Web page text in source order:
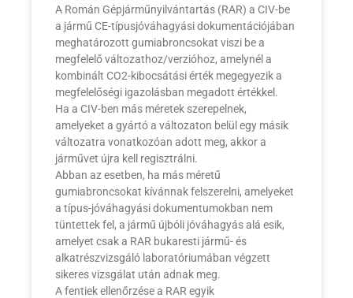
A Román Gépjárműnyilvántartás (RAR) a CIV-be
a jármű CE-típusjóváhagyási dokumentációjában
meghatározott gumiabroncsokat viszi be a
megfelelő változathoz/verzióhoz, amelynél a
kombinált CO2-kibocsátási érték megegyezik a
megfelelőségi igazolásban megadott értékkel.
Ha a CIV-ben más méretek szerepelnek,
amelyeket a gyártó a változaton belül egy másik
változatra vonatkozóan adott meg, akkor a
járművet újra kell regisztrálni.
Abban az esetben, ha más méretű
gumiabroncsokat kívánnak felszerelni, amelyeket
a típus-jóváhagyási dokumentumokban nem
tüntettek fel, a jármű újbóli jóváhagyás alá esik,
amelyet csak a RAR bukaresti jármű- és
alkatrészvizsgáló laboratóriumában végzett
sikeres vizsgálat után adnak meg.
A fentiek ellenőrzése a RAR egyik